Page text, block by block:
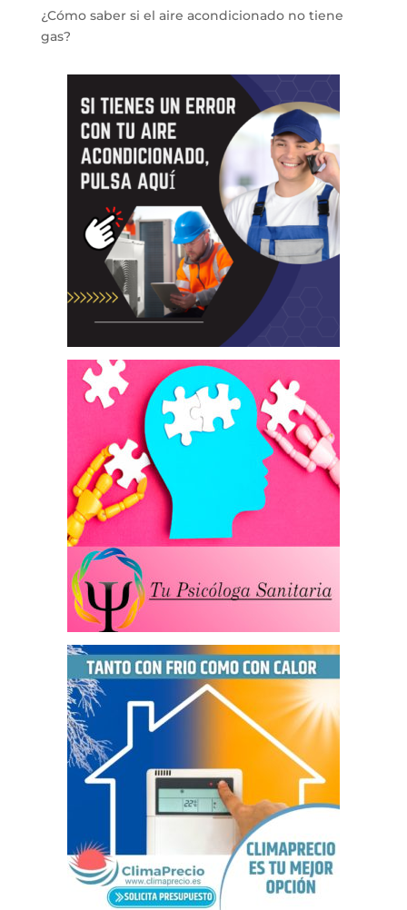
¿Cómo saber si el aire acondicionado no tiene
gas?